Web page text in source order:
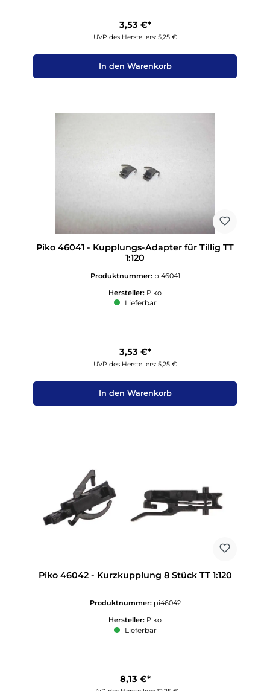
3,53 €*
UVP des Herstellers: 5,25 €
In den Warenkorb
Piko 46041 - Kupplungs-Adapter für Tillig TT
1:120
Produktnummer: pi46041
Hersteller: Piko
Lieferbar
3,53 €*
UVP des Herstellers: 5,25 €
In den Warenkorb
Piko 46042 - Kurzkupplung 8 Stück TT 1:120
Produktnummer: pi46042
Hersteller: Piko
Lieferbar
8,13 €*